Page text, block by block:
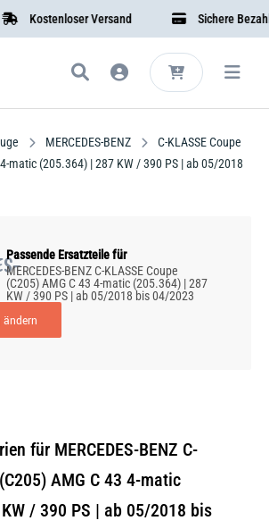
Kostenloser Versand Sichere
MERCEDES-BENZ
C-KLASSE Coupe
matic (205.364) | 287 KW / 390 PS | ab 05/2018
Passende Ersatzteile für
MERCEDES-BENZ C-KLASSE Coupe
(C205) AMG C 43 4-matic (205.364) | 287
KW / 390 PS | ab 05/2018 bis 04/2023
ändern
für MERCEDES-BENZ C-
AMG C 43 4-matic
/ 390 PS | ab 05/2018 bis